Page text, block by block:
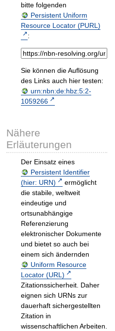
bitte folgenden
Persistent Uniform
Resource Locator (PURL)
:
Sie können die Auflösung
des Links auch hier testen:
urn:nbn:de:hbz:5:2-
1059266
Nähere
Erläuterungen
Der Einsatz eines
Persistent Identifier
(hier: URN)
ermöglicht
die stabile, weltweit
eindeutige und
ortsunabhängige
Referenzierung
elektronischer Dokumente
und bietet so auch bei
einem sich ändernden
Uniform Resource
Locator (URL)
Zitationssicherheit. Daher
eignen sich URNs zur
dauerhaft sichergestellten
Zitation in
wissenschaftlichen Arbeiten.